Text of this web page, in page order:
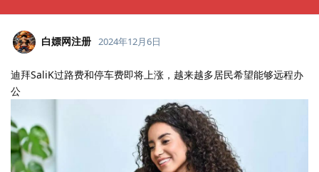
白嫖网注册 2024年12月6日
迪拜SaliK过路费和停车费即将上涨，越来越多居民希望能够远程办
公